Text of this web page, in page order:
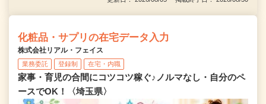
化粧品・サプリの在宅データ入力
株式会社リアル・フェイス
業務委託 登録制 在宅・内職
家事・育児の合間にコツコツ稼ぐ♪ノルマなし・自分のペ
ースでOK！〈埼玉県〉